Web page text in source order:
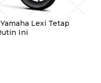
Lexi Tetap
Ini